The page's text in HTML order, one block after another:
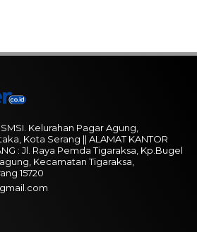
Kelurahan Pagar Agung,
Kota Serang || ALAMAT KANTOR
: Jl. Raya Pemda Tigaraksa, Kp.Bugel
Kecamatan Tigaraksa,
15720